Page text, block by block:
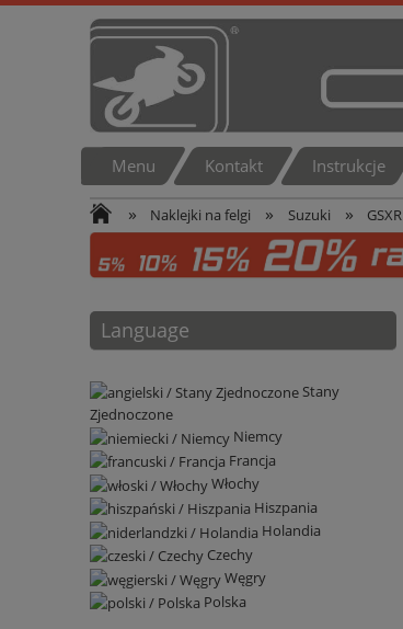
Menu Kontakt Instrukcje
» Naklejki na felgi » Suzuki » GSXR
Language
Stany
Zjednoczone
Niemcy
Francja
Włochy
Hiszpania
Holandia
Czechy
Węgry
Polska